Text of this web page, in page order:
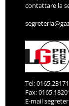
contattare la
Tel:
Fax:
E-mail